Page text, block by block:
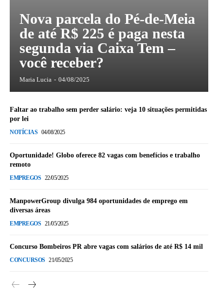
Nova parcela do Pé-de-Meia
de até R$ 225 é paga nesta
segunda via Caixa Tem –
você receber?
Maria Lucia - 04/08/2025
Faltar ao trabalho sem perder salário: veja 10 situações permitidas
por lei
NOTÍCIAS 04/08/2025
Oportunidade! Globo oferece 82 vagas com benefícios e trabalho
remoto
EMPREGOS 22/05/2025
ManpowerGroup divulga 984 oportunidades de emprego em
diversas áreas
EMPREGOS 21/05/2025
Concurso Bombeiros PR abre vagas com salários de até R$ 14 mil
CONCURSOS 21/05/2025